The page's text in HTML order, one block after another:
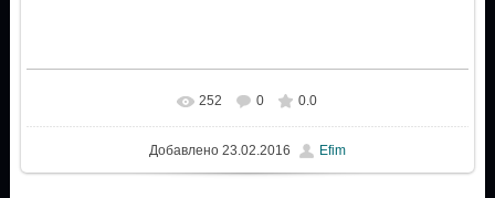
252 0 0.0
Добавлено23.02.2016 Efim